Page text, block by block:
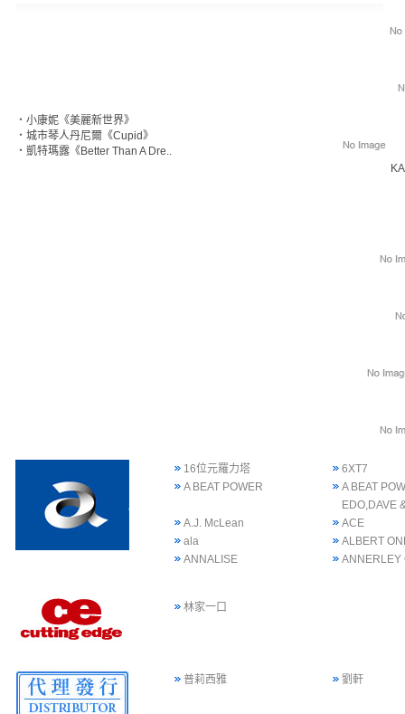
‧ 小康妮《美麗新世界》
‧ 城市琴人丹尼爾《Cupid》
‧ 凱特瑪露《Better Than A Dre..
16位元羅力塔
6XT7
A BEAT POWER
A BEAT
EDO,DAVE
A.J. McLean
ACE
ala
ALBERT
ANNALISE
ANNERLEY
林家一口
普莉西雅 劉軒